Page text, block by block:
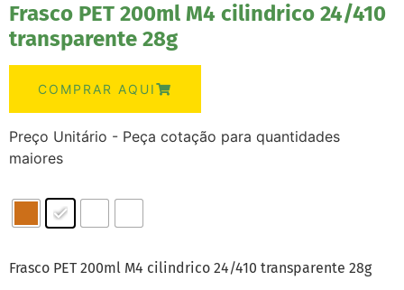
Frasco PET 200ml M4 cilindrico 24/410
transparente 28g
COMPRAR AQUI
Preço Unitário - Peça cotação para quantidades
maiores
Frasco PET 200ml M4 cilindrico 24/410 transparente 28g